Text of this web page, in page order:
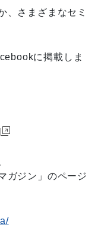
、さまざまなセミ
に掲載しま
ガジン」のページ